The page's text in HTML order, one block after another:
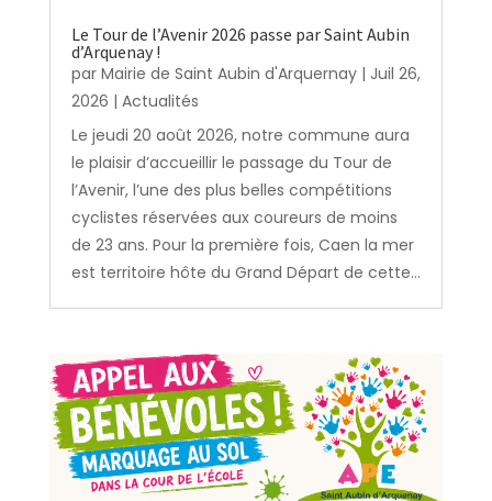
Le Tour de l’Avenir 2026 passe par Saint Aubin
d’Arquenay !
par Mairie de Saint Aubin d'Arquernay| Juil 26,
2026 | Actualités
Le jeudi 20 août 2026, notre commune aura
le plaisir d’accueillir le passage du Tour de
l’Avenir, l’une des plus belles compétitions
cyclistes réservées aux coureurs de moins
de 23 ans. Pour la première fois, Caen la mer
est territoire hôte du Grand Départ de cette...